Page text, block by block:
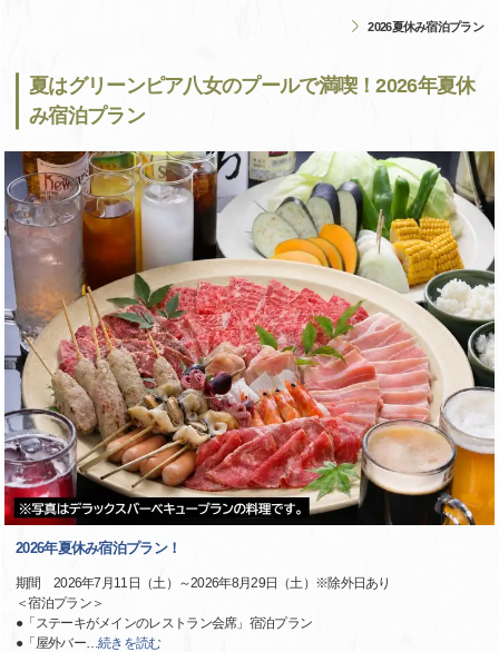
2026夏休み宿泊プラン
夏はグリーンピア八女のプールで満喫！2026年夏休
み宿泊プラン
2026年夏休み宿泊プラン！
期間 2026年7月11日（土）～2026年8月29日（土）※除外日あり
＜宿泊プラン＞
●「ステーキがメインのレストラン会席」宿泊プラン
●「屋外バー…続きを読む